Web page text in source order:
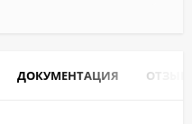
ДОКУМЕНТАЦИЯ